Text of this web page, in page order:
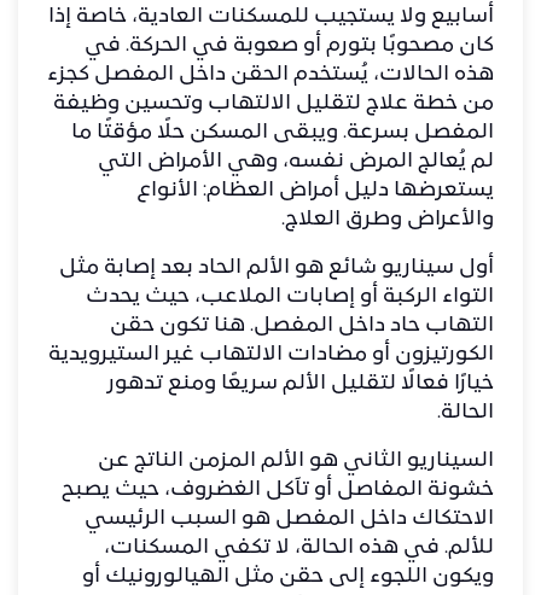
أسابيع ولا يستجيب للمسكنات العادية، خاصة إذا
كان مصحوبًا بتورم أو صعوبة في الحركة. في
هذه الحالات، يُستخدم الحقن داخل المفصل كجزء
من خطة علاج لتقليل الالتهاب وتحسين وظيفة
المفصل بسرعة. ويبقى المسكن حلًا مؤقتًا ما
لم يُعالج المرض نفسه، وهي الأمراض التي
يستعرضها دليل
أمراض العظام: الأنواع
والأعراض وطرق العلاج.
أول سيناريو شائع هو الألم الحاد بعد إصابة مثل
التواء الركبة أو إصابات الملاعب، حيث يحدث
التهاب حاد داخل المفصل. هنا تكون حقن
الكورتيزون أو مضادات الالتهاب غير الستيرويدية
خيارًا فعالًا لتقليل الألم سريعًا ومنع تدهور
الحالة.
السيناريو الثاني هو الألم المزمن الناتج عن
خشونة المفاصل أو تآكل الغضروف، حيث يصبح
الاحتكاك داخل المفصل هو السبب الرئيسي
للألم. في هذه الحالة، لا تكفي المسكنات،
ويكون اللجوء إلى حقن مثل الهيالورونيك أو